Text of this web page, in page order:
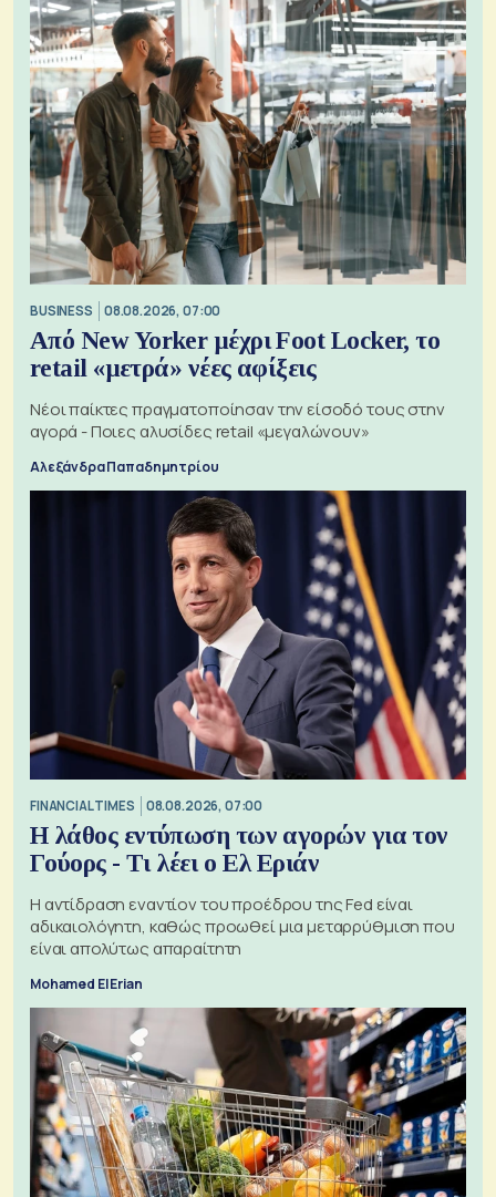
BUSINESS 08.08.2026, 07:00
Από New Yorker μέχρι Foot Locker, το
retail «μετρά» νέες αφίξεις
Νέοι παίκτες πραγματοποίησαν την είσοδό τους στην
αγορά - Ποιες αλυσίδες retail «μεγαλώνουν»
Αλεξάνδρα Παπαδημητρίου
FINANCIAL TIMES 08.08.2026, 07:00
Η λάθος εντύπωση των αγορών για τον
Γούορς - Τι λέει ο Ελ Εριάν
Η αντίδραση εναντίον του προέδρου της Fed είναι
αδικαιολόγητη, καθώς προωθεί μια μεταρρύθμιση που
είναι απολύτως απαραίτητη
Mohamed El Erian